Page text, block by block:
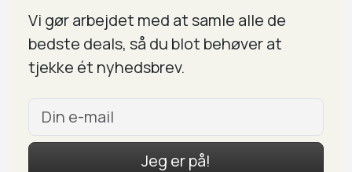
Vi gør arbejdet med at samle alle de
bedste deals, så du blot behøver at
tjekke ét nyhedsbrev.
Jeg er på!